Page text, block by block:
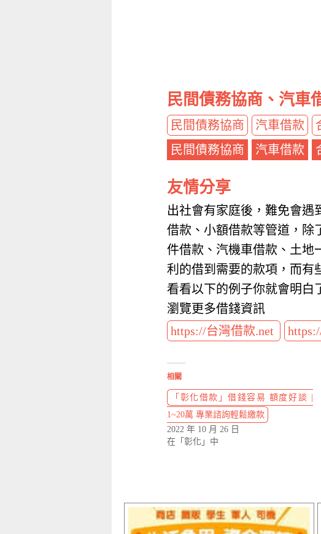
民間債務協商、汽車
民間債務協商 汽車借款
民間債務協商
汽車借款
友情分享
出社會有家庭後，難免會遇
借款、小額借款等管道，除
件借款、汽機車借款、土地
利的借到需要的款項，而有
看看以下的例子你就會明白
瀏覽更多借錢資訊
https://台灣借款.net
相關
「彰化借款」借錢容易 額度好談 |
1~20萬 專業諮詢輕鬆繳款
2022 年 10 月 26 日
在「彰化」中